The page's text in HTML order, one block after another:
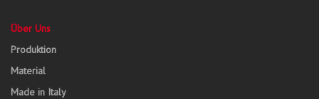
Über Uns
Produktion
Material
Made in Italy